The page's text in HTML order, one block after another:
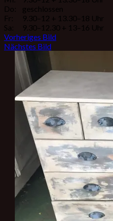
Do:
Fr:
Sa:
geschlossen
9.30–12 + 13.30–18 Uhr
9.30–12.30 + 13–16 Uhr
Vorheriges Bild
Nächstes Bild